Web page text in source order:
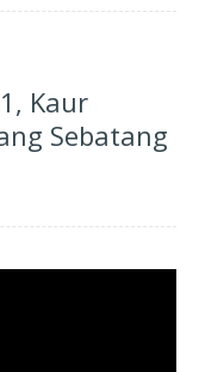
Kaur
Sebatang